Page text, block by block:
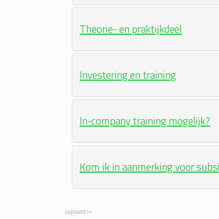
Theorie- en praktijkdeel
Investering en training
In-company training mogelijk?
Kom ik in aanmerking voor
Geplaatst in .